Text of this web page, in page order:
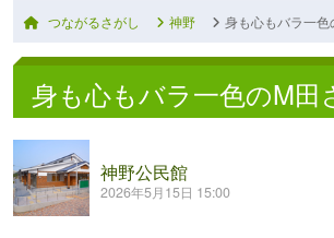
つながるさがし 神野 身も心もバラ一色
身も心もバラ一色のM田
神野公民館
2026年5月15日 15:00